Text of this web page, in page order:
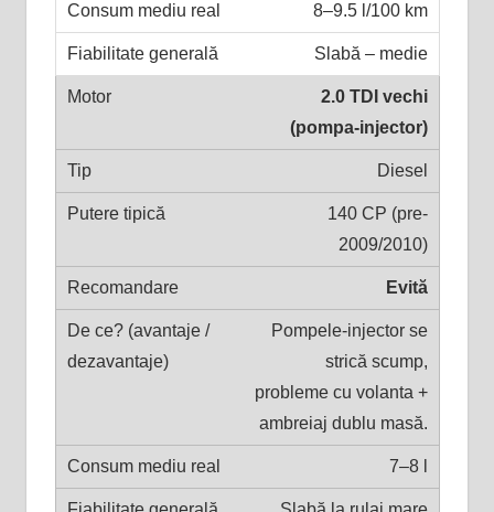
8–9.5 l/100 km
Slabă – medie
2.0 TDI vechi
(pompa-injector)
Diesel
140 CP (pre-
2009/2010)
Evită
Pompele-injector se
strică scump,
probleme cu volanta +
ambreiaj dublu masă.
7–8 l